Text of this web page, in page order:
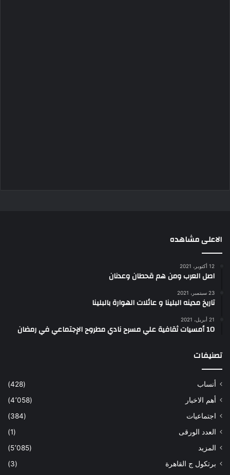
الاعلى مشاهده
12 أكتوبر، 2021
اصل العرب ومن هم قحطان وعدنان
23 سبتمبر، 2021
تاريخ مدينه البلينا و عائلات الهوارة بالبلينا
21 أبريل، 2021
10 أمسيات ثقافية علي مسرح نادي مطروح الإجتماعي في رمضان
تصنيفات
أنساب
(428)
أهم الاخبار
(4٬058)
اجتماعيات
(384)
العدد الورقى
(1)
المزيد
(5٬085)
برتكول ج القاهرة
(3)